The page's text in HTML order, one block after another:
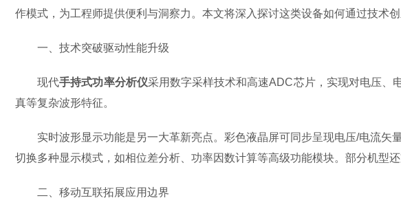
作模式，为工程师提供便利与洞察力。本文将深入探讨这类设备如何通过技术
一、技术突破驱动性能升级
现代手持式功率分析仪采用数字采样技术和高速ADC芯片，实现对电压、
真等复杂波形特征。
实时波形显示功能是另一大革新亮点。彩色液晶屏可同步呈现电压/电流矢
切换多种显示模式，如相位差分析、功率因数计算等高级功能模块。部分机型
二、移动互联拓展应用边界